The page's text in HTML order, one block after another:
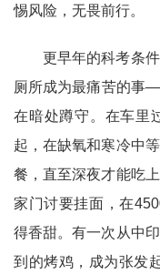
惕风险，无畏前行。
更早年的科考条
厕所成为最痛苦的事
在暗处蹲守。在车里
起，在缺氧和寒冷中
餐，直至深夜才能吃
家门讨要挂面，在
得香甜。有一次从中
到的烤鸡，成为张发